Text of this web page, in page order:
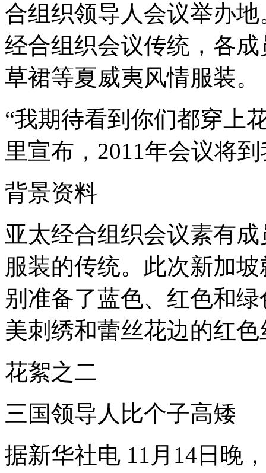
合组织领导人会议举办
经合组织会议传统，各
草裙等夏威夷风情服装。
“我期待看到你们都穿上
里宣布，2011年会议将
背景资料
亚太经合组织会议素有
服装的传统。此次新加
别准备了蓝色、红色和
美刺绣和蕾丝花边的红
花絮之二
三国领导人比个子高矮
据新华社电 11月14日晚